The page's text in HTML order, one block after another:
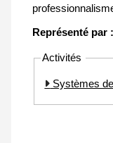
Représenté par :
Activités
Systèmes